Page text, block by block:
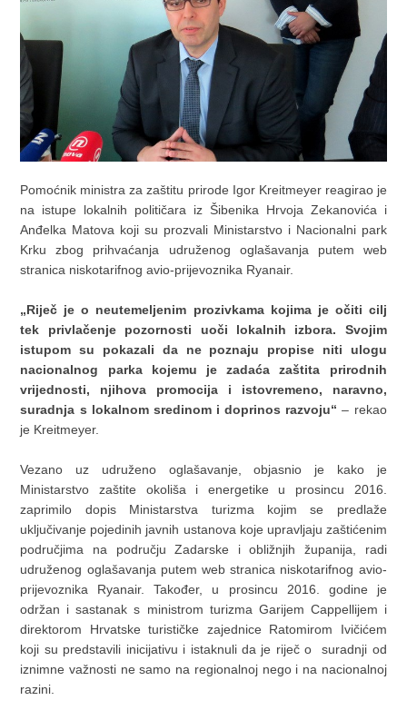
Pomoćnik ministra za zaštitu prirode Igor Kreitmeyer reagirao je
na istupe lokalnih političara iz Šibenika Hrvoja Zekanovića i
Anđelka Matova koji su prozvali Ministarstvo i Nacionalni park
Krku zbog prihvaćanja udruženog oglašavanja putem web
stranica niskotarifnog avio-prijevoznika Ryanair.
„Riječ je o neutemeljenim prozivkama kojima je očiti cilj
tek privlačenje pozornosti uoči lokalnih izbora. Svojim
istupom su pokazali da ne poznaju propise niti ulogu
nacionalnog parka kojemu je zadaća zaštita prirodnih
vrijednosti, njihova promocija i istovremeno, naravno,
suradnja s lokalnom sredinom i doprinos razvoju“ – rekao
je Kreitmeyer.
Vezano uz udruženo oglašavanje, objasnio je kako je
Ministarstvo zaštite okoliša i energetike u prosincu 2016.
zaprimilo dopis Ministarstva turizma kojim se predlaže
uključivanje pojedinih javnih ustanova koje upravljaju zaštićenim
područjima na području Zadarske i obližnjih županija, radi
udruženog oglašavanja putem web stranica niskotarifnog avio-
prijevoznika Ryanair. Također, u prosincu 2016. godine je
održan i sastanak s ministrom turizma Garijem Cappellijem i
direktorom Hrvatske turističke zajednice Ratomirom Ivičićem
koji su predstavili inicijativu i istaknuli da je riječ o suradnji od
iznimne važnosti ne samo na regionalnoj nego i na nacionalnoj
razini.